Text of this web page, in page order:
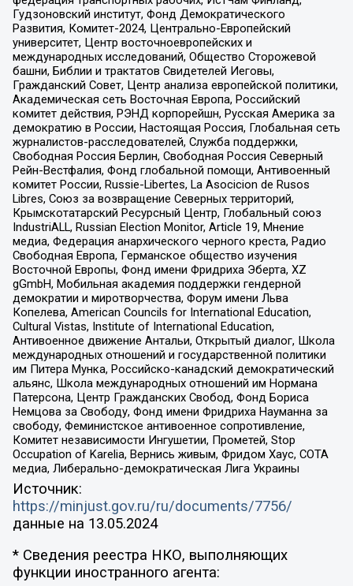
Гудзоновский институт, Фонд Демократического
Развития, Комитет-2024, Центрально-Европейский
университет, Центр восточноевропейских и
международных исследований, Общество Сторожевой
башни, Библии и трактатов Свидетелей Иеговы,
Гражданский Совет, Центр анализа европейской политики,
Академическая сеть Восточная Европа, Российский
комитет действия, РЭНД корпорейшн, Русская Америка за
демократию в России, Настоящая Россия, Глобальная сеть
журналистов-расследователей, Служба поддержки,
Свободная Россия Берлин, Свободная Россия Северный
Рейн-Вестфалия, Фонд глобальной помощи, Антивоенный
комитет России, Russie-Libertes, La Asocicion de Rusos
Libres, Союз за возвращение Северных территорий,
Крымскотатарский Ресурсный Центр, Глобальный союз
IndustriALL, Russian Election Monitor, Article 19, Мнение
медиа, Федерация анархического черного креста, Радио
Свободная Европа, Германское общество изучения
Восточной Европы, Фонд имени Фридриха Эберта, XZ
gGmbH, Мобильная академия поддержки гендерной
демократии и миротворчества, Форум имени Льва
Копелева, American Councils for International Education,
Cultural Vistas, Institute of International Education,
Антивоенное движение Антальи, Открытый диалог, Школа
международных отношений и государственной политики
им Питера Мунка, Российско-канадский демократический
альянс, Школа международных отношений им Нормана
Патерсона, Центр Гражданских Свобод, Фонд Бориса
Немцова за Свободу, Фонд имени Фридриха Науманна за
свободу, Феминистское антивоенное сопротивление,
Комитет независимости Ингушетии, Прометей, Stop
Occupation of Karelia, Вернись живым, Фридом Хаус, СОТА
медиа, Либерально-демократическая Лига Украины
Источник:
https://minjust.gov.ru/ru/documents/7756/
данные на 13.05.2024
* Сведения реестра НКО, выполняющих
функции иностранного агента: